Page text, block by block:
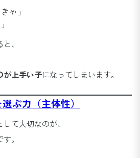
ゃ」
、
が上手い子になってしまいます。
ぶ力（主体性）
て大切なのが、
す。